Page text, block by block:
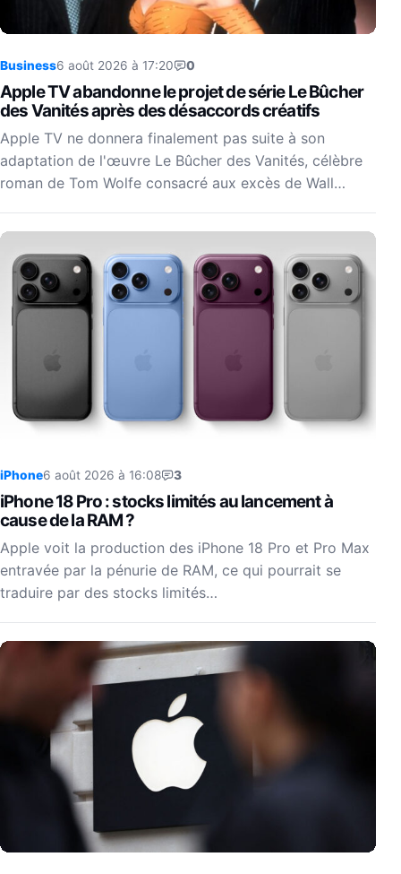
Business6 août 2026 à 17:20 0
Apple TV abandonne le projet de série Le Bûcher
des Vanités après des désaccords créatifs
Apple TV ne donnera finalement pas suite à son
adaptation de l'œuvre Le Bûcher des Vanités, célèbre
roman de Tom Wolfe consacré aux excès de Wall…
iPhone6 août 2026 à 16:08 3
iPhone 18 Pro : stocks limités au lancement à
cause de la RAM ?
Apple voit la production des iPhone 18 Pro et Pro Max
entravée par la pénurie de RAM, ce qui pourrait se
traduire par des stocks limités…